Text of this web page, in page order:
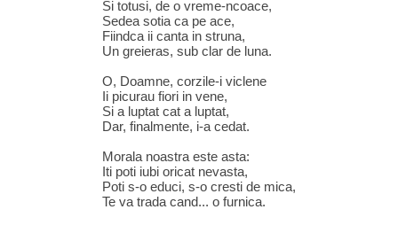
Si totusi, de o vreme-ncoace,
Sedea sotia ca pe ace,
Fiindca ii canta in struna,
Un greieras, sub clar de luna.
O, Doamne, corzile-i viclene
Ii picurau fiori in vene,
Si a luptat cat a luptat,
Dar, finalmente, i-a cedat.
Morala noastra este asta:
Iti poti iubi oricat nevasta,
Poti s-o educi, s-o cresti de mica,
Te va trada cand... o furnica.